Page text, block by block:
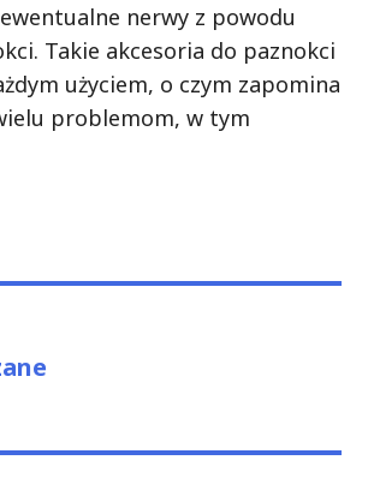
nerwy z powodu
Takie akcesoria do paznokci
użyciem, o czym zapomina
problemom, w tym